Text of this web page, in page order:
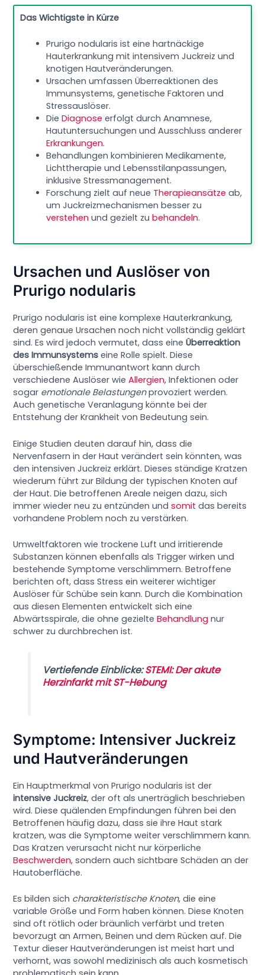
Das Wichtigste in Kürze
Prurigo nodularis ist eine hartnäckige
Hauterkrankung mit intensivem Juckreiz und
knotigen Hautveränderungen.
Ursachen umfassen Überreaktionen des
Immunsystems, genetische Faktoren und
Stressauslöser.
DieDiagnose erfolgt durch Anamnese,
Hautuntersuchungen und Ausschluss anderer
Erkrankungen.
Behandlungen kombinieren Medikamente,
Lichttherapie und Lebensstilanpassungen,
inklusive Stressmanagement.
Forschung zielt auf neue Therapieansätze ab,
um Juckreizmechanismen besser zu
verstehen und gezielt zubehandeln.
Ursachen und Auslöser von
Prurigo nodularis
Prurigo nodularis ist eine komplexe Hauterkrankung,
deren genaue Ursachen noch nicht vollständig geklärt
sind. Es wird jedoch vermutet, dass eineÜberreaktion
des Immunsystems eine Rolle spielt. Diese
überschießende Immunantwort kann durch
verschiedene Auslöser wieAllergien, Infektionen oder
sogar emotionale Belastungenprovoziert werden.
Auch genetische Veranlagung könnte bei der
Entstehung der Krankheit von Bedeutung sein.
Einige Studien deuten darauf hin, dass die
Nervenfasern in der Haut verändert sein könnten, was
den intensiven Juckreiz erklärt. Dieses ständige Kratzen
wiederum führt zur Bildung der typischen Knoten auf
der Haut. Die betroffenen Areale neigen dazu, sich
immer wieder neu zu entzünden undsomit das bereits
vorhandene Problem noch zu verstärken.
Umweltfaktoren wie trockene Luft und irritierende
Substanzen können ebenfalls als Trigger wirken und
bestehende Symptome verschlimmern. Betroffene
berichten oft, dass Stress ein weiterer wichtiger
Auslöser für Schübe sein kann. Durch die Kombination
aus diesen Elementen entwickelt sich eine
Abwärtsspirale, die ohne gezielteBehandlung nur
schwer zu durchbrechen ist.
Vertiefende Einblicke:STEMI: Der akute
Herzinfarkt mit ST-Hebung
Symptome: Intensiver Juckreiz
und Hautveränderungen
Ein Hauptmerkmal von Prurigo nodularis ist der
intensive Juckreiz, der oft als unerträglich beschrieben
wird. Diese quälenden Empfindungen führen bei den
Betroffenen häufig dazu, dass sie ihre Haut stark
kratzen, was die Symptome weiter verschlimmern kann.
Das Kratzen verursacht nicht nur körperliche
Beschwerden, sondern auch sichtbare Schäden an der
Hautoberfläche.
Es bilden sich charakteristische Knoten, die eine
variable Größe und Form haben können. Diese Knoten
sind oft rötlich oder bräunlich verfärbt und treten
bevorzugt an Armen, Beinen und dem Rücken auf. Die
Textur dieser Hautveränderungen ist meist hart und
verhornt, was sowohl medizinisch als auch kosmetisch